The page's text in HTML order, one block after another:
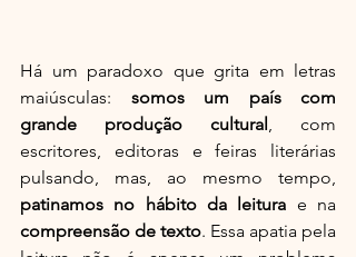
Há um paradoxo que grita em letras
maiúsculas: somos um país com
grande produção cultural , com
escritores, editoras e feiras literárias
patinamos no hábito da leitura
compreensão de texto. Essa apatia pela